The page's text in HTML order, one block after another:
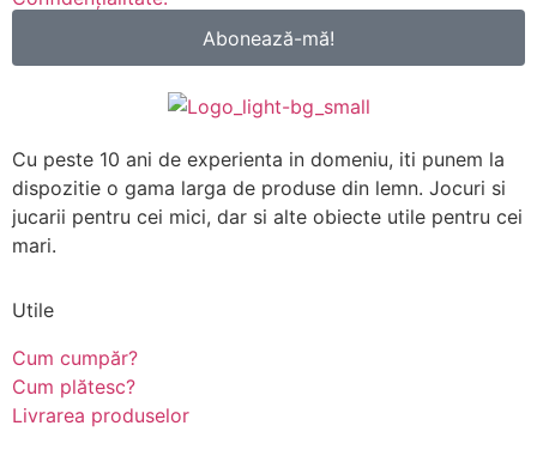
Abonează-mă!
Cu peste 10 ani de experienta in domeniu, iti punem la
dispozitie o gama larga de produse din lemn. Jocuri si
jucarii pentru cei mici, dar si alte obiecte utile pentru cei
mari.
Utile
Cum cumpăr?
Cum plătesc?
Livrarea produselor